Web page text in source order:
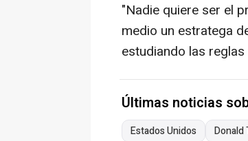
"Nadie quiere ser el
medio un estratega
estudiando las
Últimas noticias
Estados Unidos Donald